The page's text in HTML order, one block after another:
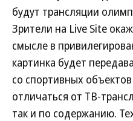
будут трансляции
Зрители на Live Site
смысле в
картинка будет
со спортивных
отличаться от ТВ-
так и по содержанию.